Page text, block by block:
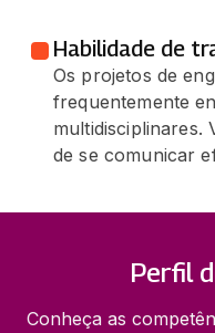
Habilidade de
Os projetos de
frequentemente
multidisciplinares.
de se comunicar
Perfil
Conheça as